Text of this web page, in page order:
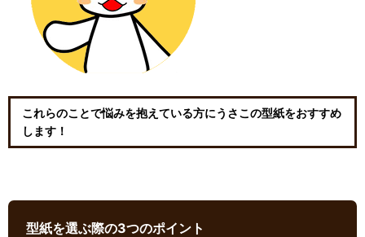
これらのことで悩みを抱えている方にうさこの型紙をおすすめ
します！
型紙を選ぶ際の3つのポイント